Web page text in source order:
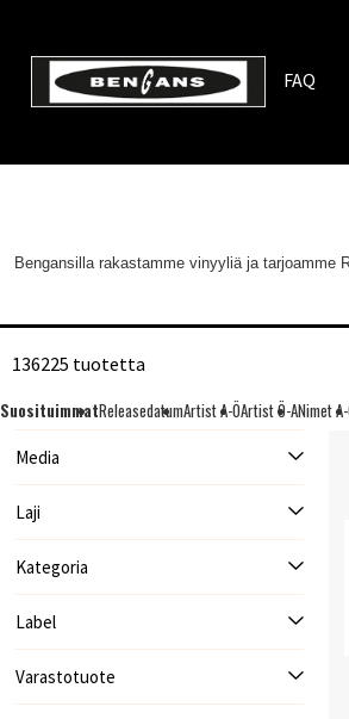
FAQ
Bengansilla rakastamme vinyyliä ja
136225 tuotetta
SuosituimmatReleasedatumArtist A-ÖArtist Ö-ANimet
Media
Laji
Kategoria
Label
Varastotuote